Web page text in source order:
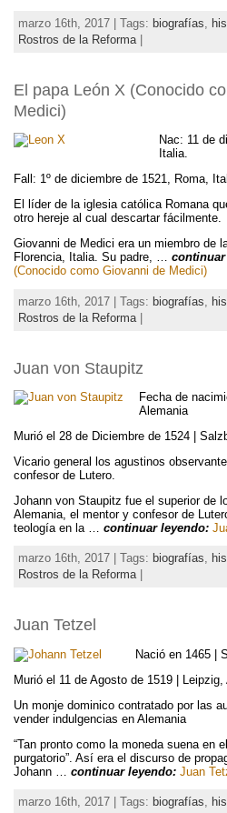
marzo 16th, 2017 | Tags: biografías
Rostros de la Reforma |
El papa León X (Conocido
Medici)
Nac: 11 de
Italia.
Fall: 1º de diciembre de 1521, Roma,
El líder de la iglesia católica Romana
otro hereje al cual descartar fácilmente.
Giovanni de Medici era un miembro de
Florencia, Italia. Su padre, …
(Conocido como Giovanni de Medici)
marzo 16th, 2017 | Tags: biografías
Rostros de la Reforma |
Juan von Staupitz
Fecha de
Alemania
Murió el 28 de Diciembre de 1524 |
Vicario general los agustinos
confesor de Lutero.
Johann von Staupitz fue el superior de
Alemania, el mentor y confesor de
teología en la … continuar leyendo:
marzo 16th, 2017 | Tags: biografías,
Rostros de la Reforma|
Juan Tetzel
Nació en 1465 |
Murió el 11 de Agosto de 1519 | Leipzig,
Un monje dominico contratado por las
vender indulgencias en Alemania
“Tan pronto como la moneda suena en
purgatorio”. Así era el discurso de
Johann … continuar leyendo: Juan
marzo 16th, 2017 | Tags: biografías,